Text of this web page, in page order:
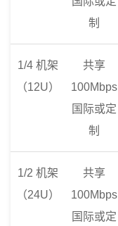
制
1/4 机架
（12U）
共享
100Mbps
国际或定
制
1/2 机架
（24U）
共享
100Mbps
国际或定